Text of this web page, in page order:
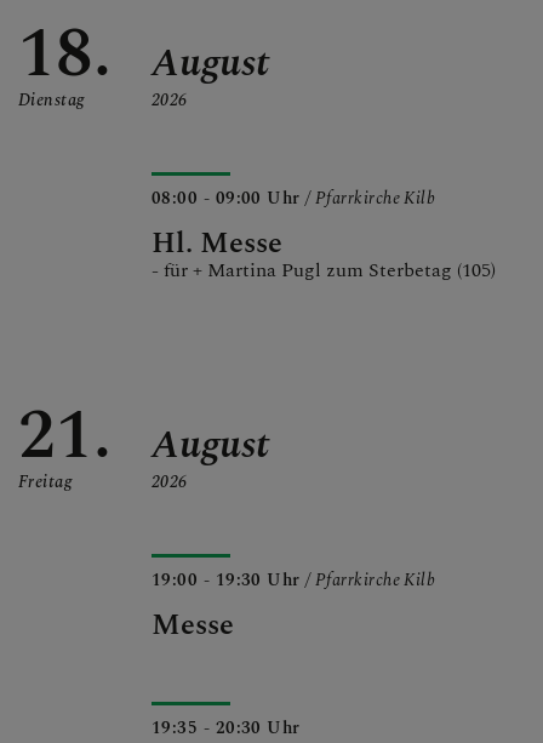
18.
Dienstag
August
2026
08:00 - 09:00 Uhr/ Pfarrkirche Kilb
Hl. Messe
- für + Martina Pugl zum Sterbetag (105)
21.
Freitag
August
2026
19:00 - 19:30 Uhr/ Pfarrkirche Kilb
Messe
19:35 - 20:30 Uhr